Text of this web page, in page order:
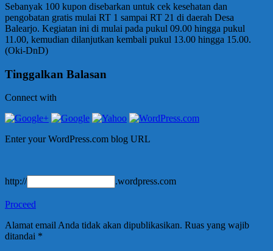
Sebanyak 100 kupon disebarkan untuk cek kesehatan dan
pengobatan gratis mulai RT 1 sampai RT 21 di daerah Desa
Balearjo. Kegiatan ini di mulai pada pukul 09.00 hingga pukul
11.00, kemudian dilanjutkan kembali pukul 13.00 hingga 15.00.
(Oki-DnD)
Tinggalkan Balasan
Connect with
Enter your WordPress.com blog URL
http:// .wordpress.com
Proceed
Alamat email Anda tidak akan dipublikasikan. Ruas yang wajib
ditandai *